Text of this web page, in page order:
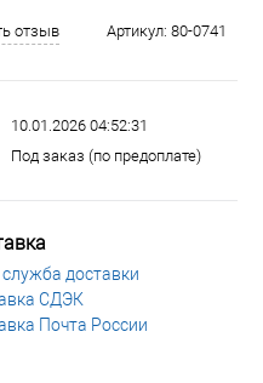
отзыв Артикул: 80-0741
10.01.2026 04:52:31
Под заказ (по предоплате)
доставки
СДЭК
Почта России